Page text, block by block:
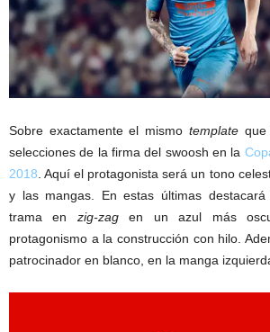
Sobre exactamente el mismo templateque
selecciones de la firma del swoosh en la
2018 . Aquí el protagonista será un tono
y las mangas. En estas últimas
trama en zig-zagen un azul más
protagonismo a la construcción con hilo.
patrocinador en blanco, en la manga